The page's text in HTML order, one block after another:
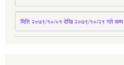
मिति २०७९/१०/०१ देखि २०७९/१०/२९ गते सम्म